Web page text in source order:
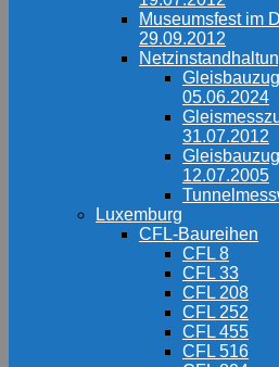
Museumsfest im
29.09.2012
05.06.2024
31.07.2012
12.07.2005
Luxemburg
CFL-Baureihen
CFL 8
CFL 33
CFL 208
CFL 252
CFL 455
CFL 516